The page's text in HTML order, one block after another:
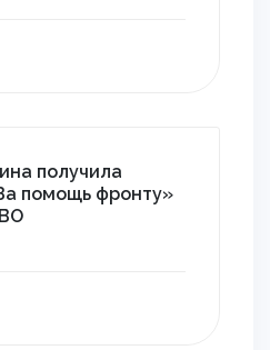
получила
помощь фронту»